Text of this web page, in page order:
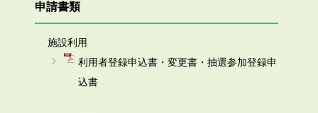
申請書類
施設利用
利用者登録申込書・変更書・抽選参加登録申
込書